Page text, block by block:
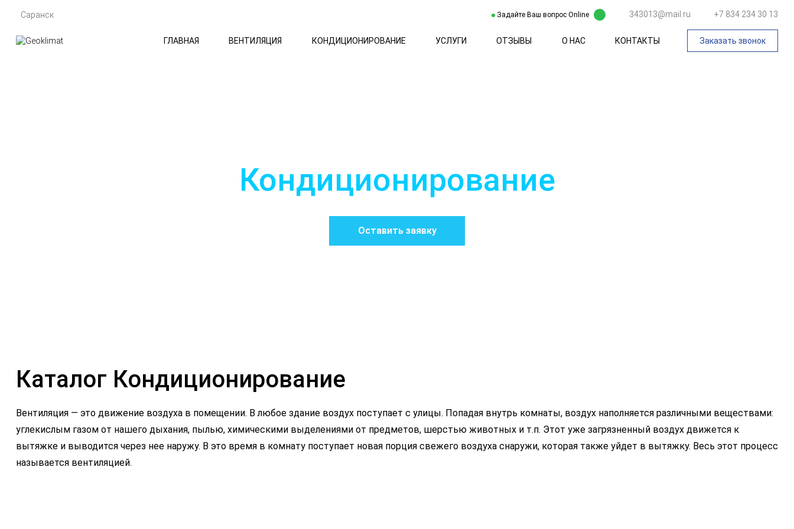
Саранск Задайте Ваш вопрос Online 343013@mail.ru +7 834 234 30 13
ГЛАВНАЯ ВЕНТИЛЯЦИЯ КОНДИЦИОНИРОВАНИЕ УСЛУГИ ОТЗЫВЫ О НАС КОНТАКТЫ Заказать звонок
Кондиционирование
Оставить заявку
Каталог Кондиционирование
Вентиляция — это движение воздуха в помещении. В любое здание воздух поступает с улицы. Попадая внутрь комнаты, воздух наполняется различными веществами:
углекислым газом от нашего дыхания, пылью, химическими выделениями от предметов, шерстью животных и т.п. Этот уже загрязненный воздух движется к
вытяжке и выводится через нее наружу. В это время в комнату поступает новая порция свежего воздуха снаружи, которая также уйдет в вытяжку. Весь этот процесс
называется вентиляцией.